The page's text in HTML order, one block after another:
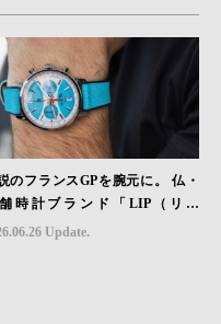
のフランスGPを腕元に。 仏・
時計ブランド「LIP（リッ
」、世界限定1,906本のクロノグ
Update.